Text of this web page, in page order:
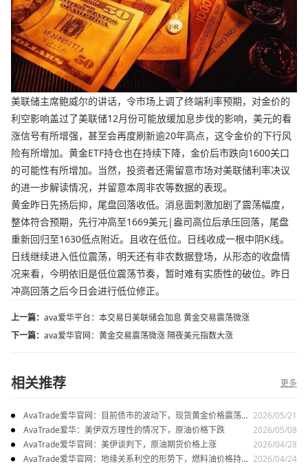
美联储主席鲍威尔的讲话，令市场上调了终端利率预期，对金价的
利空影响盖过了美联储12月份可能放缓加息步伐的影响，美元的看
涨信号有所增强，甚至会再度刷新逾20年高点，这令金价的下行风
险有所增加。黄金ETF持仓也在持续下降，金价后市跌向1600关口
的可能性有所增加。当然，投资者还需留意市场对美联储利率决议
的进一步解读情况，并留意本周非农等数据的表现。
黄金昨日先扬后抑，尾盘回落收低。消息面刺激加剧了震荡幅度，
整体符合预期，先行冲高至1669美元|盎司高位后承压回落，尾盘
重新回归至1630低点附近。且收在低位。日线收成一根中阴K线。
日线继续进入低位震荡，明天还有非农数据登场，从形态的收盘情
况来看，今明依旧是低位震荡节奏，暂时难有实质性的破位。昨日
冲高回落之后今日会进行低位修正。
上一篇： ava爱华平台：本交易日美联储会加息 黄金交易震荡微涨
下一篇： ava爱华官网：黄金交易震荡微涨 隔夜美元指数大涨
相关推荐 更多
AvaTrade爱华官网：目前债市的波动下，现货黄金价格震荡走
势
2026/05/21
AvaTrade爱华：美伊双方理性的情况下，原油价格下跌
2026/05/08
AvaTrade爱华官网：美伊谈判下，原油期货价格上涨
2026/04/28
AvaTrade爱华官网：地缘关系利空的形势下，燃料油价格持续 2026/04/24